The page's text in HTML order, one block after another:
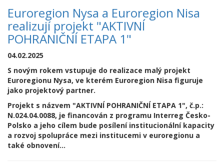
Euroregion Nysa a Euroregion Nisa
realizují projekt "AKTIVNÍ
POHRANIČNÍ ETAPA 1"
04.02.2025
S novým rokem vstupuje do realizace malý projekt
Euroregionu Nysa, ve kterém Euroregion Nisa figuruje
jako projektový partner.
Projekt s názvem "AKTIVNÍ POHRANIČNÍ ETAPA 1", č.p.:
N.024.04.0088, je financován z programu Interreg Česko-
Polsko a jeho cílem bude posílení institucionální kapacity
a rozvoj spolupráce mezi institucemi v euroregionu a
také obnovení...